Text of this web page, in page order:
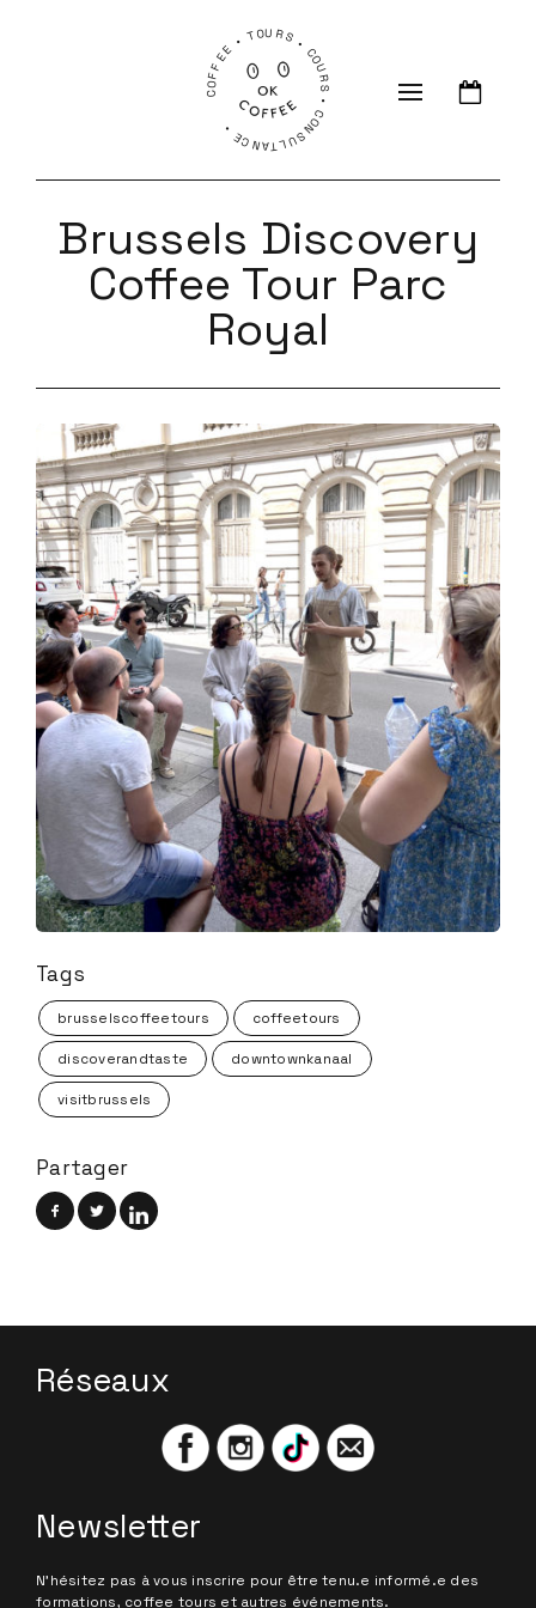
COFFEE • TOURS • COURS • CONSULTANCE •
Brussels Discovery
Coffee Tour Parc
Royal
Tags
brusselscoffeetours coffeetours
discoverandtaste downtownkanaal
visitbrussels
Partager
Réseaux
Newsletter
N'hésitez pas à vous inscrire pour être tenu.e informé.e des
formations, coffee tours et autres événements.